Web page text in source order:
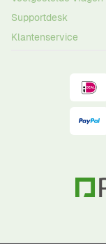
Supportdesk
Klantenservice